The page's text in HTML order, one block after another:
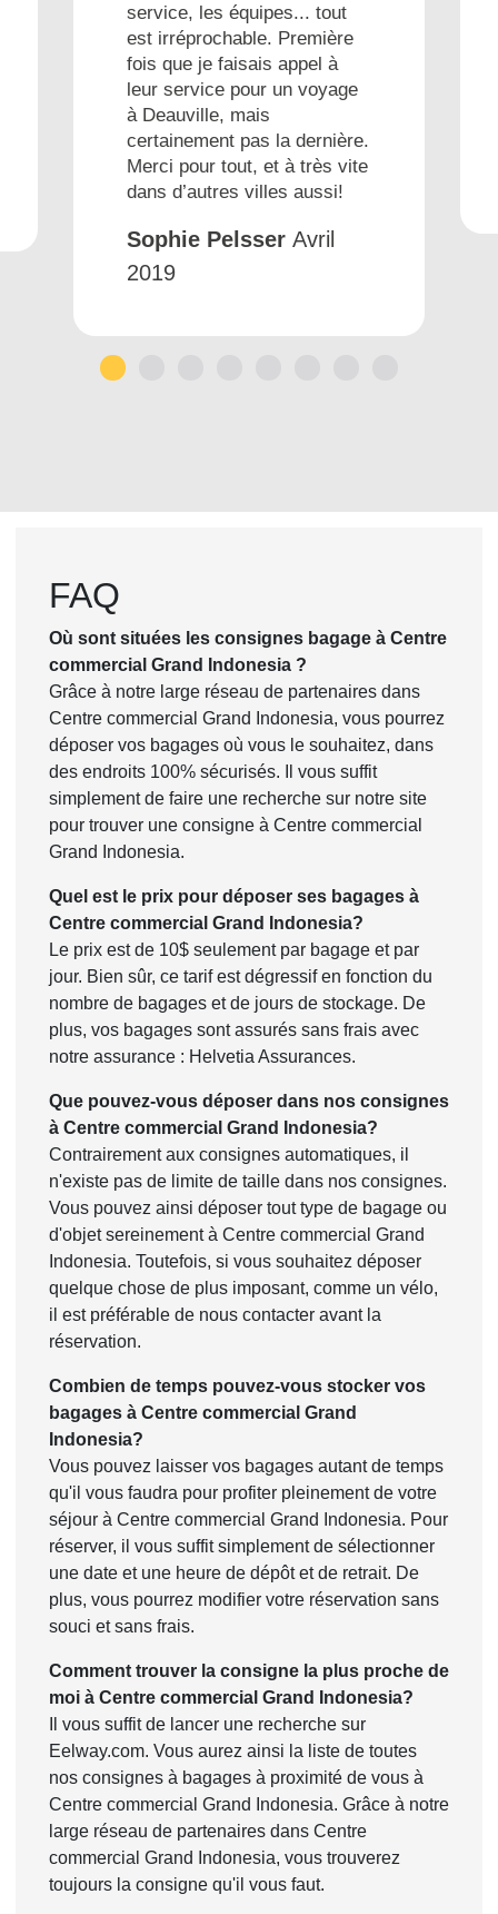
service, les équipes... tout
est irréprochable. Première
fois que je faisais appel à
leur service pour un voyage
à Deauville, mais
certainement pas la dernière.
Merci pour tout, et à très vite
dans d’autres villes aussi!
Sophie Pelsser Avril
2019
FAQ
Où sont situées les consignes bagage à Centre
commercial Grand Indonesia ?
Grâce à notre large réseau de partenaires dans
Centre commercial Grand Indonesia, vous pourrez
déposer vos bagages où vous le souhaitez, dans
des endroits 100% sécurisés. Il vous suffit
simplement de faire une recherche sur notre site
pour trouver une consigne à Centre commercial
Grand Indonesia.
Quel est le prix pour déposer ses bagages à
Centre commercial Grand Indonesia?
Le prix est de 10$ seulement par bagage et par
jour. Bien sûr, ce tarif est dégressif en fonction du
nombre de bagages et de jours de stockage. De
plus, vos bagages sont assurés sans frais avec
notre assurance : Helvetia Assurances.
Que pouvez-vous déposer dans nos consignes
à Centre commercial Grand Indonesia?
Contrairement aux consignes automatiques, il
n'existe pas de limite de taille dans nos consignes.
Vous pouvez ainsi déposer tout type de bagage ou
d'objet sereinement à Centre commercial Grand
Indonesia. Toutefois, si vous souhaitez déposer
quelque chose de plus imposant, comme un vélo,
il est préférable de nous contacter avant la
réservation.
Combien de temps pouvez-vous stocker vos
bagages à Centre commercial Grand
Indonesia?
Vous pouvez laisser vos bagages autant de temps
qu'il vous faudra pour profiter pleinement de votre
séjour à Centre commercial Grand Indonesia. Pour
réserver, il vous suffit simplement de sélectionner
une date et une heure de dépôt et de retrait. De
plus, vous pourrez modifier votre réservation sans
souci et sans frais.
Comment trouver la consigne la plus proche de
moi à Centre commercial Grand Indonesia?
Il vous suffit de lancer une recherche sur
Eelway.com. Vous aurez ainsi la liste de toutes
nos consignes à bagages à proximité de vous à
Centre commercial Grand Indonesia. Grâce à notre
large réseau de partenaires dans Centre
commercial Grand Indonesia, vous trouverez
toujours la consigne qu'il vous faut.